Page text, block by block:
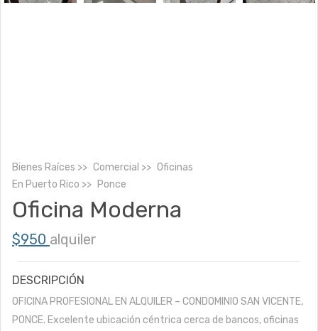
Bienes Raíces Comercial
Oficinas
En Puerto Rico Ponce
Oficina Moderna
$950 alquiler
DESCRIPCIÓN
OFICINA PROFESIONAL EN ALQUILER – CONDOMINIO SAN VICENTE,
PONCE. Excelente ubicación céntrica cerca de bancos, oficinas